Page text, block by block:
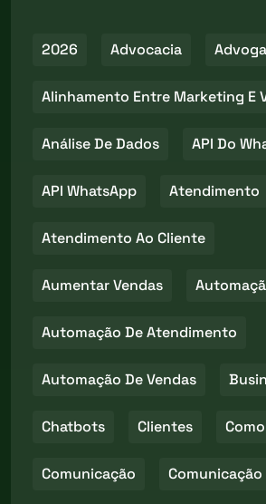
2026 Advocacia
Alinhamento Entre Marketing E
Análise De Dados API Do
API WhatsApp Atendimento
Atendimento Ao Cliente
Aumentar Vendas
Automação De Atendimento
Automação De Vendas
Chatbots Clientes Como
Comunicação Comunicação